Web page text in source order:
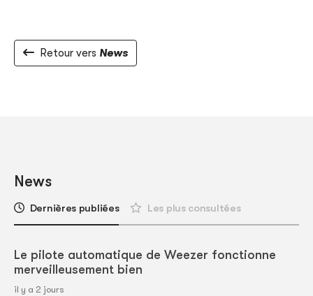
Retour vers News
News
Dernières publiées Les plus consultées
Le pilote automatique de Weezer fonctionne
merveilleusement bien
il y a 2 jours